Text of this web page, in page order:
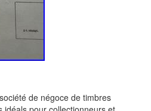
de négoce de timbres